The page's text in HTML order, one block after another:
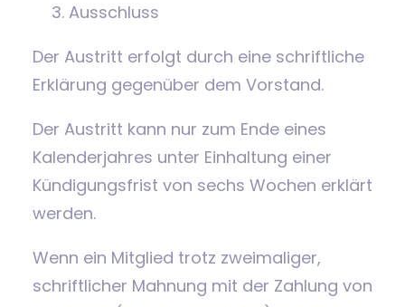
Ausschluss
Der Austritt erfolgt durch eine schriftliche
Erklärung gegenüber dem Vorstand.
Der Austritt kann nur zum Ende eines
Kalenderjahres unter Einhaltung einer
Kündigungsfrist von sechs Wochen erklärt
werden.
Wenn ein Mitglied trotz zweimaliger,
schriftlicher Mahnung mit der Zahlung von